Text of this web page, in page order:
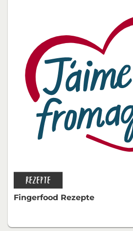
REZEPTE
Fingerfood Rezepte